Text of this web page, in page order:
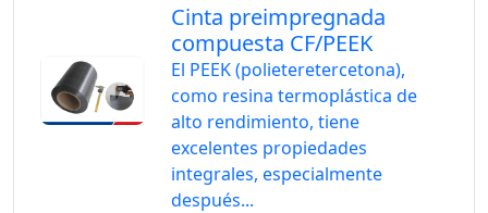
Cinta preimpregnada
compuesta CF/PEEK
El PEEK (polieteretercetona),
como resina termoplástica de
alto rendimiento, tiene
excelentes propiedades
integrales, especialmente
después...